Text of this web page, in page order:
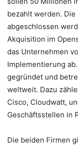
bezahlt werden.
abgeschlossen
Akquisition im
das Unternehmen
Implementierung
gegründet und
weltweit. Dazu
Cisco, Cloudwatt,
Geschäftsstellen in
Die beiden Firmen